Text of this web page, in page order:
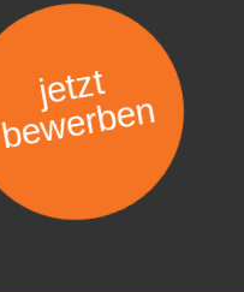
jetzt
bewerben